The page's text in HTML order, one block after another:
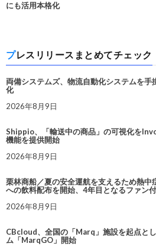
にも活用本格化
プレスリリースまとめてチェック
両備システムズ、物流自動化システムを手
化
2026年8月9日
Shippio、「輸送中の商品」の可視化を
機能を提供開始
2026年8月9日
栗林商船／夏の安全運航を支えるため熱中
への飲料配布を開始、4年目となるファン
2026年8月9日
CBcloud、全国の「Marq」施設を起点と
ム「MarqGO」開始